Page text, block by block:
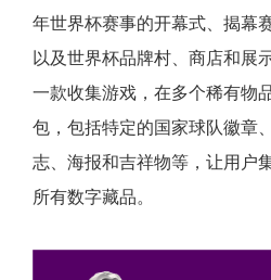
年世界杯赛事的开幕式、揭幕
以及世界杯品牌村、商店和展
一款收集游戏，在多个稀有物
包，包括特定的国家球队徽章
志、海报和吉祥物等，让用户
所有数字藏品。